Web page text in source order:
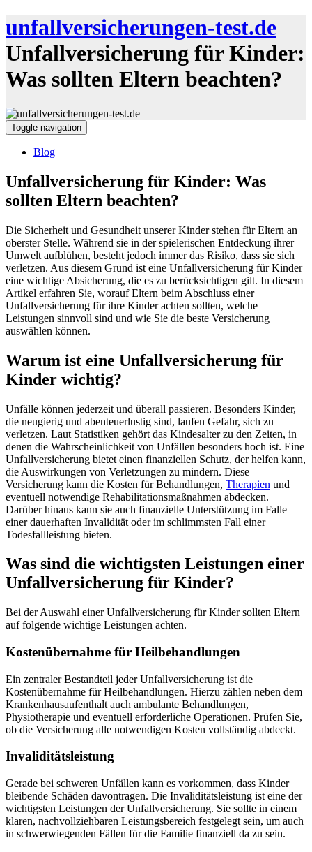
unfallversicherungen-test.de
Unfallversicherung für Kinder:
Was sollten Eltern beachten?
Toggle navigation
Blog
Unfallversicherung für Kinder: Was
sollten Eltern beachten?
Die Sicherheit und Gesundheit unserer Kinder stehen für Eltern an
oberster Stelle. Während sie in der spielerischen Entdeckung ihrer
Umwelt aufblühen, besteht jedoch immer das Risiko, dass sie sich
verletzen. Aus diesem Grund ist eine Unfallversicherung für Kinder
eine wichtige Absicherung, die es zu berücksichtigen gilt. In diesem
Artikel erfahren Sie, worauf Eltern beim Abschluss einer
Unfallversicherung für ihre Kinder achten sollten, welche
Leistungen sinnvoll sind und wie Sie die beste Versicherung
auswählen können.
Warum ist eine Unfallversicherung für
Kinder wichtig?
Unfälle können jederzeit und überall passieren. Besonders Kinder,
die neugierig und abenteuerlustig sind, laufen Gefahr, sich zu
verletzen. Laut Statistiken gehört das Kindesalter zu den Zeiten, in
denen die Wahrscheinlichkeit von Unfällen besonders hoch ist. Eine
Unfallversicherung bietet einen finanziellen Schutz, der helfen kann,
die Auswirkungen von Verletzungen zu mindern. Diese
Versicherung kann die Kosten für Behandlungen, Therapien und
eventuell notwendige Rehabilitationsmaßnahmen abdecken.
Darüber hinaus kann sie auch finanzielle Unterstützung im Falle
einer dauerhaften Invalidität oder im schlimmsten Fall einer
Todesfallleistung bieten.
Was sind die wichtigsten Leistungen einer
Unfallversicherung für Kinder?
Bei der Auswahl einer Unfallversicherung für Kinder sollten Eltern
auf folgende wichtige Leistungen achten.
Kostenübernahme für Heilbehandlungen
Ein zentraler Bestandteil jeder Unfallversicherung ist die
Kostenübernahme für Heilbehandlungen. Hierzu zählen neben dem
Krankenhausaufenthalt auch ambulante Behandlungen,
Physiotherapie und eventuell erforderliche Operationen. Prüfen Sie,
ob die Versicherung alle notwendigen Kosten vollständig abdeckt.
Invaliditätsleistung
Gerade bei schweren Unfällen kann es vorkommen, dass Kinder
bleibende Schäden davontragen. Die Invaliditätsleistung ist eine der
wichtigsten Leistungen der Unfallversicherung. Sie sollte in einem
klaren, nachvollziehbaren Leistungsbereich festgelegt sein, um auch
in schwerwiegenden Fällen für die Familie finanziell da zu sein.